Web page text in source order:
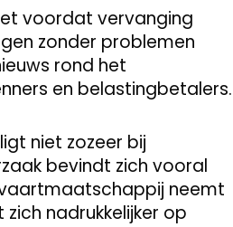
voordat vervanging
zonder problemen
rond het
en belastingbetalers.
niet zozeer bij
bevindt zich vooral
neemt
nadrukkelijker op